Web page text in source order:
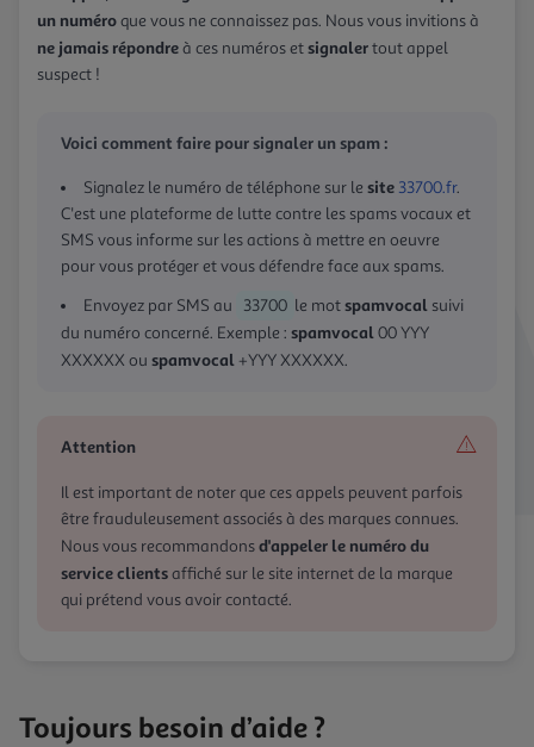
un numéroque vous ne connaissez pas. Nous vous invitions à
ne jamais répondreà ces numéros etsignalertout appel
suspect !
Voici comment faire pour signaler un spam :
Signalez le numéro de téléphone sur le site 33700.fr.
C'est une plateforme de lutte contre les spams vocaux et
SMS vous informe sur les actions à mettre en oeuvre
pour vous protéger et vous défendre face aux spams.
Envoyez par SMS au
33700 le motspamvocal suivi
du numéro concerné. Exemple : spamvocal00 YYY
XXXXXX ou spamvocal +YYY XXXXXX.
Attention
Il est important de noter que ces appels peuvent parfois
être frauduleusement associés à des marques connues.
Nous vous recommandonsd'appeler le numéro du
service clientsaffiché sur le site internet de la marque
qui prétend vous avoir contacté.
Toujours besoin d’aide ?